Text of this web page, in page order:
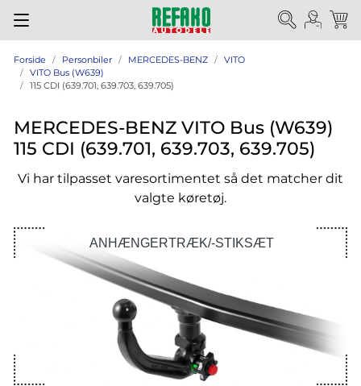
Forside Personbiler MERCEDES-BENZ
VITO
VITO Bus (W639)
115 CDI (639.701, 639.703, 639.705)
MERCEDES-BENZ VITO Bus (W639)
115 CDI (639.701, 639.703, 639.705)
Vi har tilpasset varesortimentet så det matcher dit
valgte køretøj.
ANHÆNGERTRÆK/-STIKSÆT